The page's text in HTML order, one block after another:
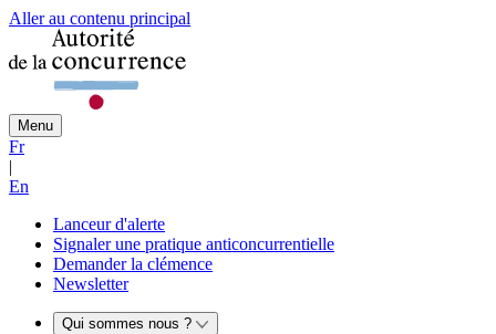
Aller au contenu principal
Menu
Fr
|
En
Lanceur d'alerte
Signaler une pratique anticoncurrentielle
Demander la clémence
Newsletter
Qui sommes nous ?